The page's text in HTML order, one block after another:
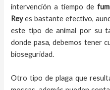
intervención a tiempo de
Rey es bastante efectivo,
este tipo de animal por su
donde pasa, debemos tener
bioseguridad.
Otro tipo de plaga que